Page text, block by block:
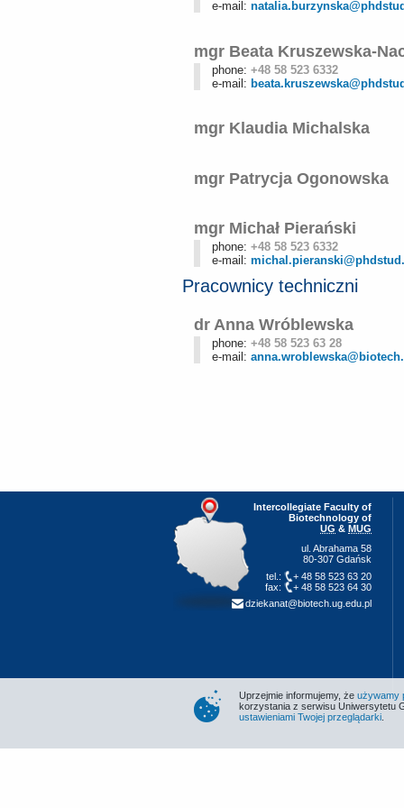
e-mail:
mgr Beata Kruszewska-
phone: +48 58 523 6332
e-mail:
mgr Klaudia Michalska
mgr Patrycja Ogonowska
mgr Michał Pierański
phone: +48 58 523 6332
e-mail:
Pracownicy techniczni
dr Anna Wróblewska
phone: +48 58 523 63 28
e-mail:
Intercollegiate Faculty of
Biotechnology of
UG & MUG
ul. Abrahama 58
80-307 Gdańsk
tel.:
+ 48 58 523 63 20
fax:
+ 48 58 523 64 30
dziekanat@biotech.ug.edu.pl
Uprzejmie informujemy, że używamy
korzystania z serwisu Uniwersytetu
ustawieniami Twojej przeglądarki.